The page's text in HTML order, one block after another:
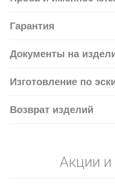
Гарантия
Документы на
Изготовление по
Возврат изделий
Акции и